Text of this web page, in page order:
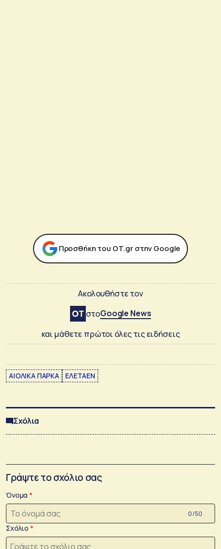
Προσθήκη του ΟΤ.gr στην Google
Ακολουθήστε τον
στοGoogle News
και μάθετε πρώτοι όλες τις ειδήσεις
ΑΙΟΛΙΚΑ ΠΑΡΚΑ ΕΛΕΤΑΕΝ
Σχόλια
Γράψτε το σχόλιο σας
Όνομα
0 /50
Σχόλιο